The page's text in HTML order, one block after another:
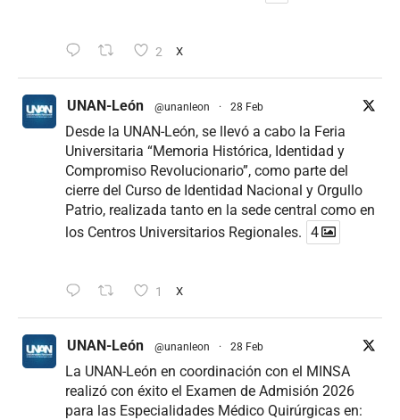
2 X
UNAN-León @unanleon · 28 Feb
Desde la UNAN-León, se llevó a cabo la Feria
Universitaria “Memoria Histórica, Identidad y
Compromiso Revolucionario”, como parte del
cierre del Curso de Identidad Nacional y Orgullo
Patrio, realizada tanto en la sede central como en
los Centros Universitarios Regionales. 4
1 X
UNAN-León @unanleon · 28 Feb
La UNAN-León en coordinación con el MINSA
realizó con éxito el Examen de Admisión 2026
para las Especialidades Médico Quirúrgicas en: